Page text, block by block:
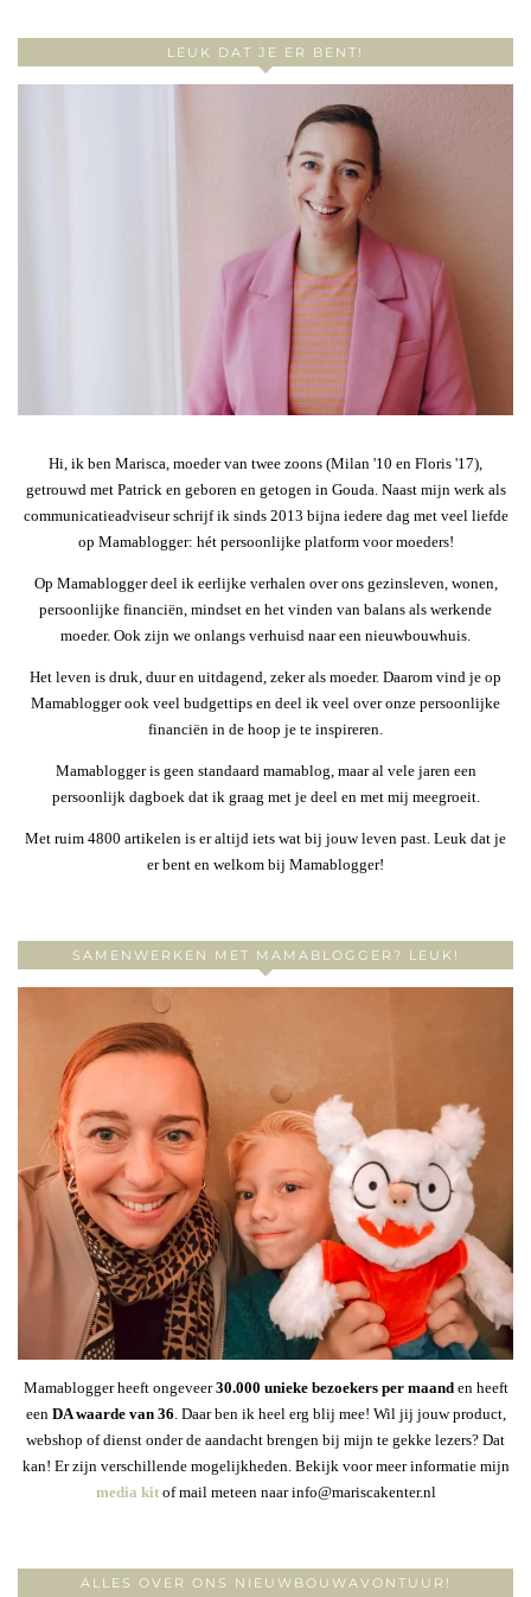
LEUK DAT JE ER BENT!
Hi, ik ben Marisca, moeder van twee zoons (Milan '10 en Floris '17),
getrouwd met Patrick en geboren en getogen in Gouda. Naast mijn werk als
communicatieadviseur schrijf ik sinds 2013 bijna iedere dag met veel liefde
op Mamablogger: hét persoonlijke platform voor moeders!
Op Mamablogger deel ik eerlijke verhalen over ons gezinsleven, wonen,
persoonlijke financiën, mindset en het vinden van balans als werkende
moeder. Ook zijn we onlangs verhuisd naar een nieuwbouwhuis.
Het leven is druk, duur en uitdagend, zeker als moeder. Daarom vind je op
Mamablogger ook veel budgettips en deel ik veel over onze persoonlijke
financiën in de hoop je te inspireren.
Mamablogger is geen standaard mamablog, maar al vele jaren een
persoonlijk dagboek dat ik graag met je deel en met mij meegroeit.
Met ruim 4800 artikelen is er altijd iets wat bij jouw leven past. Leuk dat je
er bent en welkom bij Mamablogger!
SAMENWERKEN MET MAMABLOGGER? LEUK!
Mamablogger heeft ongeveer30.000 unieke bezoekers per maanden heeft
een DA waarde van 36 . Daar ben ik heel erg blij mee! Wil jij jouw product,
webshop of dienst onder de aandacht brengen bij mijn te gekke lezers? Dat
kan! Er zijn verschillende mogelijkheden. Bekijk voor meer informatie mijn
media kitof mail meteen naar info@mariscakenter.nl
ALLES OVER ONS NIEUWBOUWAVONTUUR!